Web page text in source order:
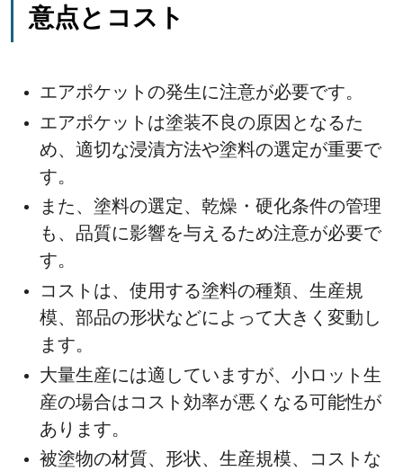
意点とコスト
エアポケットの発生に注意が必要です。
エアポケットは塗装不良の原因となるた
め、適切な浸漬方法や塗料の選定が重要で
す。
また、塗料の選定、乾燥・硬化条件の管理
も、品質に影響を与えるため注意が必要で
す。
コストは、使用する塗料の種類、生産規
模、部品の形状などによって大きく変動し
ます。
大量生産には適していますが、小ロット生
産の場合はコスト効率が悪くなる可能性が
あります。
被塗物の材質、形状、生産規模、コストな